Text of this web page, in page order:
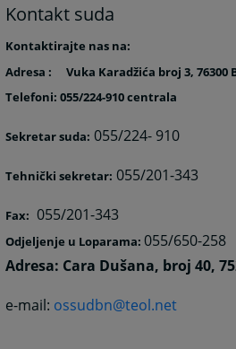
Kontakt suda
Kontaktirajte nas na:
Adresa :
Vuka Karadžića broj 3, 76300
Telefoni: 055/224-910 centrala
Sekretar suda: 055/224- 910
Tehnički sekretar: 055/201-343
Fax: 055/201-343
Odjeljenje u Loparama:055/650-258
Adresa: Cara Dušana, broj 40,
e-mail: ossudbn@teol.net